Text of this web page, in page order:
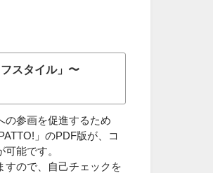
スタイル」〜
の参画を促進するため
」のPDF版が、コ
能です。
すので、自己チェックを